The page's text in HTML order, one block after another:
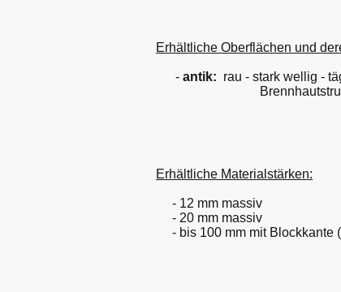
Erhältliche Oberflächen und
- antik: rau - stark wellig -
Brennhautstruktur und
Erhältliche Materialstärken:
- 12 mm massiv
- 20 mm massiv
- bis 100 mm mit Blockkante